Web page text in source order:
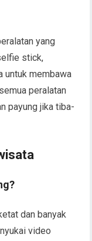
yang
stick,
untuk membawa
peralatan
payung jika tiba-
dan banyak
video